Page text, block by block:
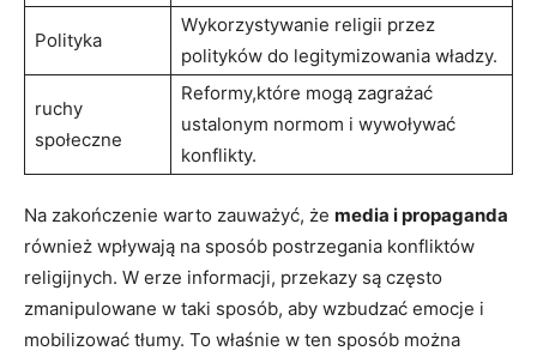
Polityka
Wykorzystywanie religii przez
polityków do legitymizowania władzy.
ruchy
społeczne
Reformy,które mogą zagrażać
ustalonym normom i wywoływać
konflikty.
Na zakończenie warto zauważyć, że media i propaganda
również wpływają na sposób postrzegania konfliktów
religijnych. W erze informacji, przekazy są często
zmanipulowane w taki sposób, aby wzbudzać emocje i
mobilizować tłumy. To właśnie w ten sposób można